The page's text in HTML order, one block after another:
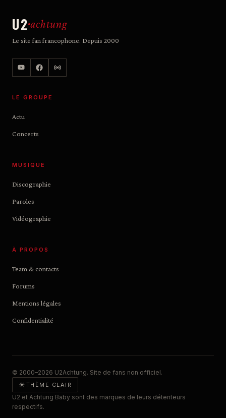
U2 achtung
Le site fan francophone. Depuis 2000
LE GROUPE
Actu
Concerts
MUSIQUE
Discographie
Paroles
Vidéographie
À PROPOS
Team & contacts
Forums
Mentions légales
Confidentialité
© 2000–2026 U2Achtung. Site de fans non officiel.
☀ THÈME CLAIR
U2 et Achtung Baby sont des marques de leurs détenteurs
respectifs.